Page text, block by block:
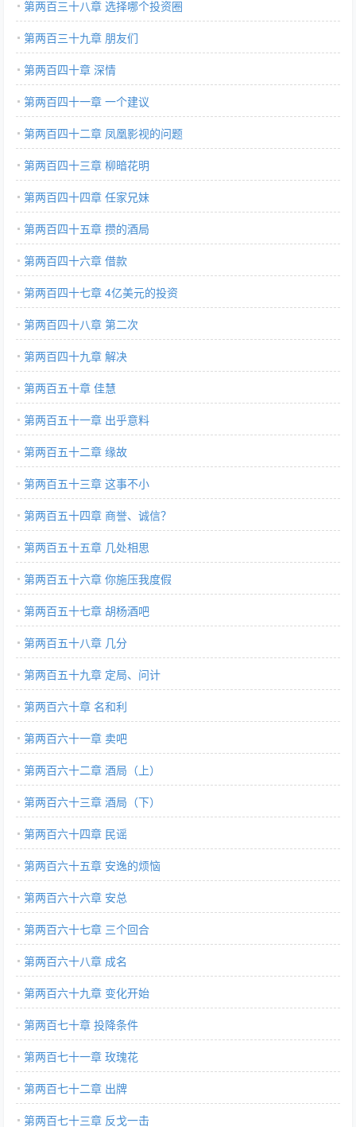
第两百三十八章 选择哪个投资圈
第两百三十九章 朋友们
第两百四十章 深情
第两百四十一章 一个建议
第两百四十二章 凤凰影视的问题
第两百四十三章 柳暗花明
第两百四十四章 任家兄妹
第两百四十五章 攒的酒局
第两百四十六章 借款
第两百四十七章 4亿美元的投资
第两百四十八章 第二次
第两百四十九章 解决
第两百五十章 佳慧
第两百五十一章 出乎意料
第两百五十二章 缘故
第两百五十三章 这事不小
第两百五十四章 商誉、诚信？
第两百五十五章 几处相思
第两百五十六章 你施压我度假
第两百五十七章 胡杨酒吧
第两百五十八章 几分
第两百五十九章 定局、问计
第两百六十章 名和利
第两百六十一章 卖吧
第两百六十二章 酒局（上）
第两百六十三章 酒局（下）
第两百六十四章 民谣
第两百六十五章 安逸的烦恼
第两百六十六章 安总
第两百六十七章 三个回合
第两百六十八章 成名
第两百六十九章 变化开始
第两百七十章 投降条件
第两百七十一章 玫瑰花
第两百七十二章 出牌
第两百七十三章 反戈一击